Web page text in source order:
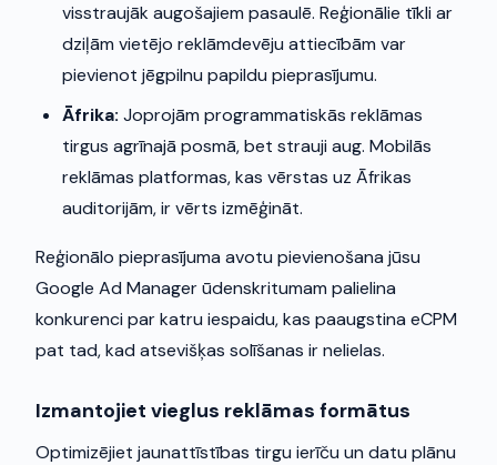
visstraujāk augošajiem pasaulē. Reģionālie tīkli ar
dziļām vietējo reklāmdevēju attiecībām var
pievienot jēgpilnu papildu pieprasījumu.
Āfrika: Joprojām programmatiskās reklāmas
tirgus agrīnajā posmā, bet strauji aug. Mobilās
reklāmas platformas, kas vērstas uz Āfrikas
auditorijām, ir vērts izmēģināt.
Reģionālo pieprasījuma avotu pievienošana jūsu
Google Ad Manager ūdenskritumam palielina
konkurenci par katru iespaidu, kas paaugstina eCPM
pat tad, kad atsevišķas solīšanas ir nelielas.
Izmantojiet vieglus reklāmas formātus
Optimizējiet jaunattīstības tirgu ierīču un datu plānu